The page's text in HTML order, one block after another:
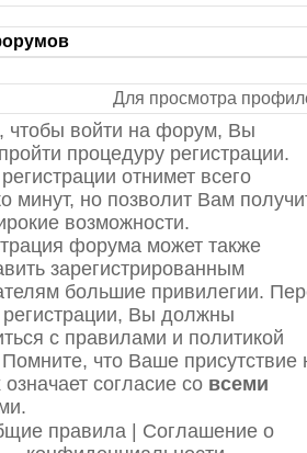
Для просмотра
чтобы войти на форум, Вы
процедуру регистрации.
отнимет всего
минут, но позволит Вам
возможности.
форума может также
зарегистрированным
большие привилегии.
Вы должны
с правилами и политикой
что Ваше присутствие
согласие со всеми
правила | Соглашение о